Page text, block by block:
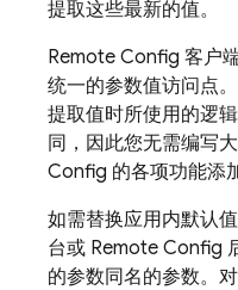
提取这些最新的值。
Remote Config 客户
统一的参数值访问点
提取值时所使用的逻
同，因此您无需编写
Config 的各项功能添
如需替换应用内默认
台或 Remote Config
的参数同名的参数。